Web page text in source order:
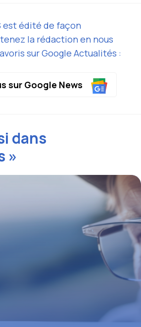
est édité de façon
la rédaction en nous
sur Google Actualités :
sur Google News
dans
»